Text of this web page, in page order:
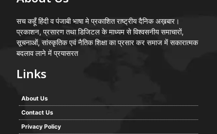
सच कहूँ हिंदी व पंजाबी भाषा मे प्रकाशित राष्ट्रीय दैनिक अख़बार।
प्रकाशन, प्रसारण तथा डिजिटल के माध्यम से विश्वसनीय समाचारों,
सूचनाओं, सांस्कृतिक एवं नैतिक शिक्षा का प्रसार कर समाज में सकारात्मक
बदलाव लाने में प्रयासरत
Links
About Us
Contact Us
Privacy Policy